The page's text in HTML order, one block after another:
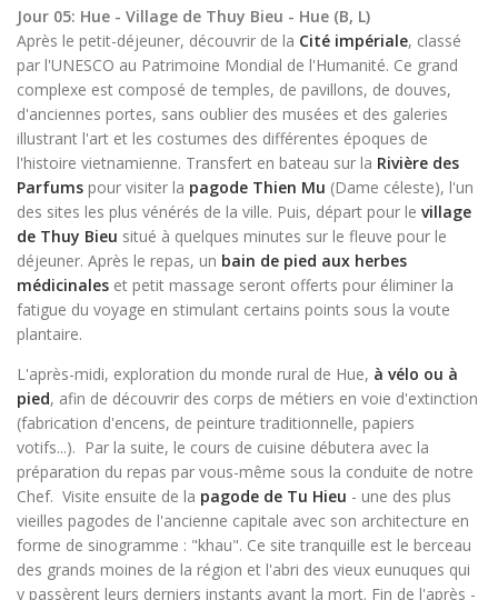
Jour 05: Hue - Village de Thuy Bieu - Hue (B, L)
Après le petit-déjeuner, découvrir de la Cité impériale, classé
par l'UNESCO au Patrimoine Mondial de l'Humanité. Ce grand
complexe est composé de temples, de pavillons, de douves,
d'anciennes portes, sans oublier des musées et des galeries
illustrant l'art et les costumes des différentes époques de
l'histoire vietnamienne. Transfert en bateau sur la Rivière des
Parfums pour visiter la pagode Thien Mu (Dame céleste), l'un
des sites les plus vénérés de la ville. Puis, départ pour le village
de Thuy Bieu situé à quelques minutes sur le fleuve pour le
déjeuner. Après le repas, un bain de pied aux herbes
médicinales et petit massage seront offerts pour éliminer la
fatigue du voyage en stimulant certains points sous la voute
plantaire.
L'après-midi, exploration du monde rural de Hue, à vélo ou à
pied, afin de découvrir des corps de métiers en voie d'extinction
(fabrication d'encens, de peinture traditionnelle, papiers
votifs...). Par la suite, le cours de cuisine débutera avec la
préparation du repas par vous-même sous la conduite de notre
Chef. Visite ensuite de la pagode de Tu Hieu - une des plus
vieilles pagodes de l'ancienne capitale avec son architecture en
forme de sinogramme : "khau". Ce site tranquille est le berceau
des grands moines de la région et l'abri des vieux eunuques qui
y passèrent leurs derniers instants avant la mort. Fin de l'après -